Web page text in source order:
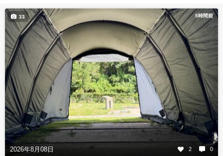
5時間前
2026年8月08日 2 0
33